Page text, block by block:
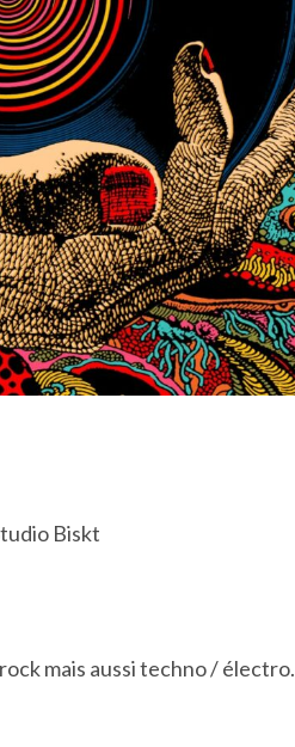
Biskt
mais aussi techno / électro.